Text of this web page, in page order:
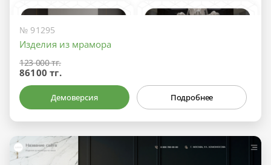
№ 91295
Изделия из мрамора
123 000 тг.
86100 тг.
Демоверсия Подробнее